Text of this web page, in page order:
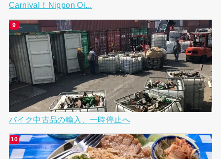
Carnival！Nippon Oi...
バイク中古品の輸入、一時停止へ